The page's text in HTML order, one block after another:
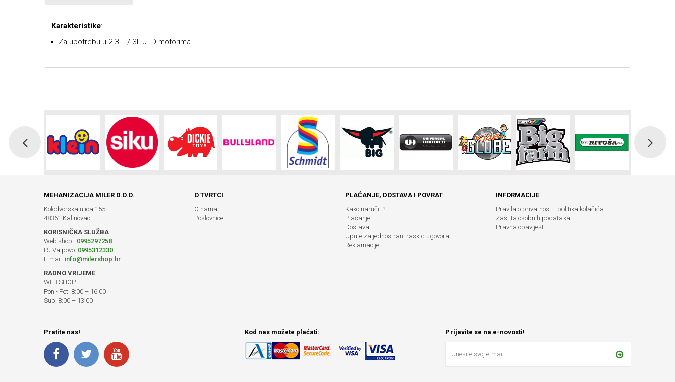
Karakteristike:
Za upotrebu u 2,3 ​​L / 3L JTD motorima
MEHANIZACIJA MILER D.O.O.
Kolodvorska ulica 155F
48361 Kalinovac
KORISNIČKA SLUŽBA
Web shop: 0995297258
PJ Valpovo: 0995312330
E-mail: info@milershop.hr
RADNO VRIJEME
WEB SHOP:
Pon - Pet: 8:00 – 16:00
Sub: 8:00 – 13:00
O TVRTCI
O nama
Poslovnice
PLAĆANJE, DOSTAVA I POVRAT
Kako naručiti?
Plaćanje
Dostava
Upute za jednostrani raskid ugovora
Reklamacije
INFORMACIJE
Pravila o privatnosti i politika kolačića
Zaštita osobnih podataka
Pravna obavijest
Pratite nas! Kod nas možete plaćati: Prijavite se na e-novosti!